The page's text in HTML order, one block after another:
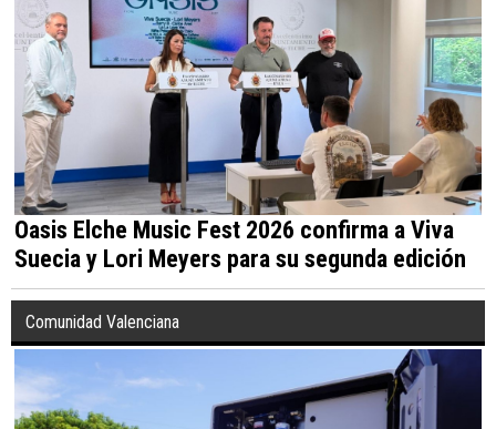
Oasis Elche Music Fest 2026 confirma a Viva
Suecia y Lori Meyers para su segunda edición
Comunidad Valenciana